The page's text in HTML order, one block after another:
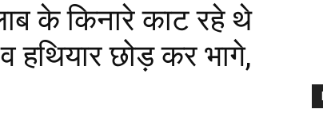
के किनारे काट रहे थे
हथियार छोड़ कर भागे,